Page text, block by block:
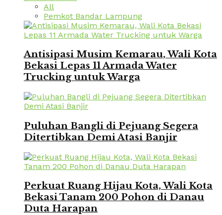
All
Pemkot Bandar Lampung
Antisipasi Musim Kemarau, Wali Kota
Bekasi Lepas 11 Armada Water
Trucking untuk Warga
Puluhan Bangli di Pejuang Segera
Ditertibkan Demi Atasi Banjir
Perkuat Ruang Hijau Kota, Wali Kota
Bekasi Tanam 200 Pohon di Danau
Duta Harapan